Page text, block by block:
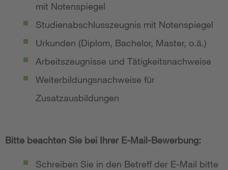
mit Notenspiegel
Studienabschlusszeugnis mit Notenspiegel
Urkunden (Diplom, Bachelor, Master, o.ä.)
Arbeitszeugnisse und Tätigkeitsnachweise
Weiterbildungsnachweise für
Zusatzausbildungen
Bitte beachten Sie bei Ihrer E-Mail-Bewerbung:
Schreiben Sie in den Betreff der E-Mail bitte